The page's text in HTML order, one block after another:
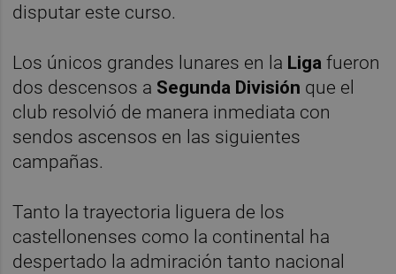
disputar este curso.
Los únicos grandes lunares en la Liga fueron
dos descensos a Segunda División que el
club resolvió de manera inmediata con
sendos ascensos en las siguientes
campañas.
Tanto la trayectoria liguera de los
castellonenses como la continental ha
despertado la admiración tanto nacional